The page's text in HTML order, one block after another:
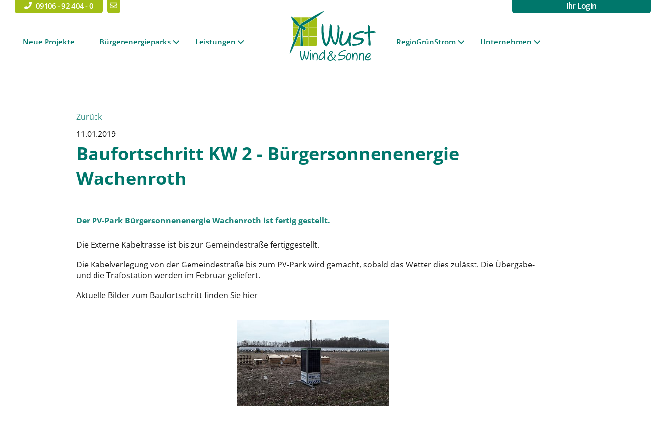
09106 - 92 404 - 0 Ihr Login
Neue Projekte Bürgerenergieparks Leistungen RegioGrünStrom Unternehmen
Zurück
11.01.2019
Baufortschritt KW 2 - Bürgersonnenenergie
Wachenroth
Der PV-Park Bürgersonnenenergie Wachenroth ist fertig gestellt.
Die Externe Kabeltrasse ist bis zur Gemeindestraße fertiggestellt.
Die Kabelverlegung von der Gemeindestraße bis zum PV-Park wird gemacht, sobald das Wetter dies zulässt. Die Übergabe-
und die Trafostation werden im Februar geliefert.
Aktuelle Bilder zum Baufortschritt finden Sie hier